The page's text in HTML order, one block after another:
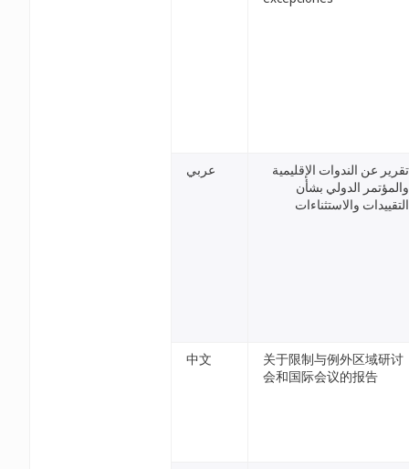
عربي
تقرير عن الندوات الإقليمية
والمؤتمر الدولي بشأن
التقييدات والاستثناءات
中文
关于限制与例外区域研讨
会和国际会议的报告